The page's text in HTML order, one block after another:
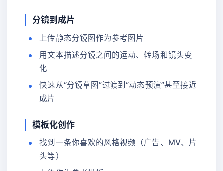
分镜到成片
上传静态分镜图作为参考图片
用文本描述分镜之间的运动、转场和镜头变
化
快速从“分镜草图”过渡到“动态预演”甚至接近
成片
模板化创作
找到一条你喜欢的风格视频（广告、MV、片
头等）